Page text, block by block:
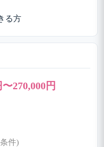
る方
270,000円
件)